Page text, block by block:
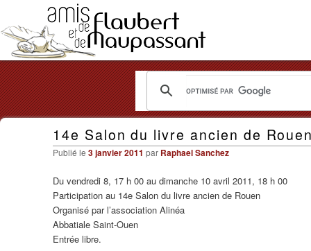
Les
Flaubert
14e Salon du livre ancien de
Publié le 3 janvier 2011 par Raphael Sanchez
Du vendredi 8, 17 h 00 au dimanche 10 avril 2011, 18 h 00
Participation au 14e Salon du livre ancien de Rouen
Organisé par l’association Alinéa
Abbatiale Saint-Ouen
Entrée libre.